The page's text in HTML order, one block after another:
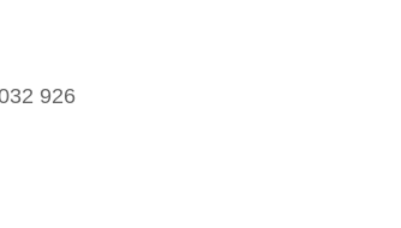
926